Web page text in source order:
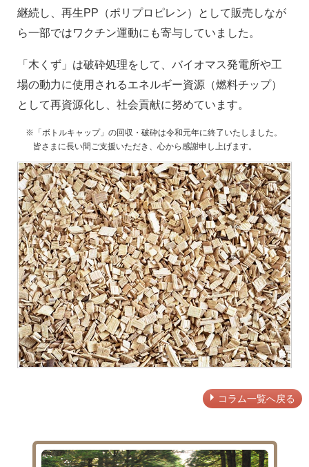
継続し、再生PP（ポリプロピレン）として販売しなが
ら一部ではワクチン運動にも寄与していました。
「木くず」は破砕処理をして、バイオマス発電所や工
場の動力に使用されるエネルギー資源（燃料チップ）
として再資源化し、社会貢献に努めています。
※「ボトルキャップ」の回収・破砕は令和元年に終了いたしました。
皆さまに長い間ご支援いただき、心から感謝申し上げます。
コラム一覧へ戻る